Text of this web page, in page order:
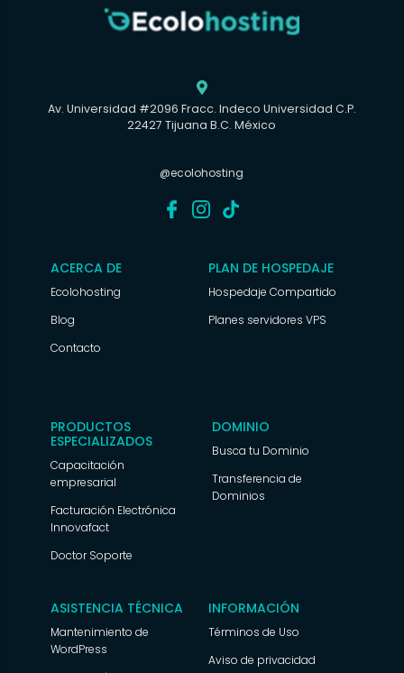

Av. Universidad #2096 Fracc. Indeco Universidad C.P.
22427 Tijuana B.C. México
@ecolohosting
ACERCA DE
Ecolohosting
Blog
Contacto
PLAN DE HOSPEDAJE
Hospedaje Compartido
Planes servidores VPS
PRODUCTOS
ESPECIALIZADOS
Capacitación
empresarial
Facturación Electrónica
Innovafact
Doctor Soporte
DOMINIO
Busca tu Dominio
Transferencia de
Dominios
ASISTENCIA TÉCNICA
Mantenimiento de
WordPress
INFORMACIÓN
Términos de Uso
Aviso de privacidad